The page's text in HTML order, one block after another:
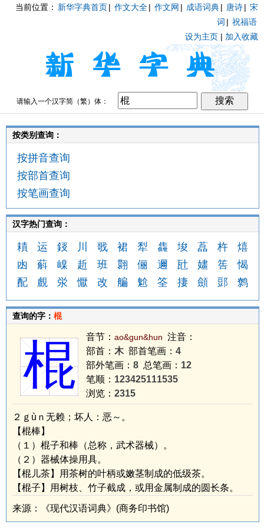
当前位置： 新华字典首页| 作文大全| 作文网 | 成语词典| 唐诗| 宋
词 | 祝福语
设为主页 | 加入收藏
请输入一个汉字简（繁）体：
按类别查询：
按拼音查询
按部首查询
按笔画查询
汉字热门查询：
耫 运 鋄 川 戨 裙 犁 雥 埈 藠 杵
熺
凼
蔛 嵲 赾 班 翾 俪 邇 瓧 嫿 筶
愒
配
覻 泶 懨 改 艑 魀 筌 捿 顩 郖 鹩
查询的字： 棍
棍 音节： ao&gun&hun 注音：
部首： 木部首笔画： 4
部外笔画： 8 总笔画： 12
笔顺： 123425111535
浏览： 2315
２ｇùｎ无赖；坏人：恶～。
【棍棒】
（１）棍子和棒（总称，武术器械）。
（２）器械体操用具。
【棍儿茶】用茶树的叶柄或嫩茎制成的低级茶。
【棍子】用树枝、竹子截成，或用金属制成的圆长条。
来源：《现代汉语词典》(商务印书馆)